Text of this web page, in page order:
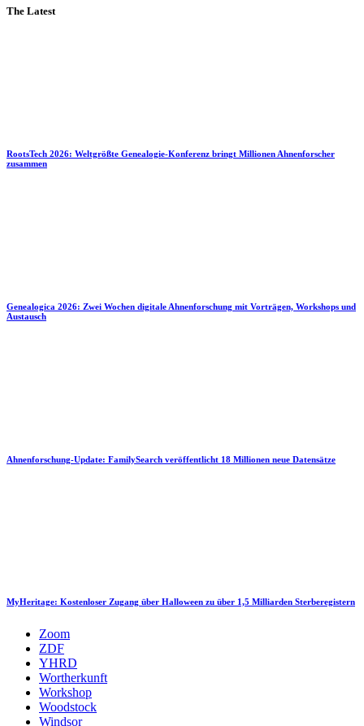
The Latest
RootsTech 2026: Weltgrößte Genealogie-Konferenz bringt Millionen Ahnenforscher
zusammen
Genealogica 2026: Zwei Wochen digitale Ahnenforschung mit Vorträgen, Workshops und
Austausch
Ahnenforschung-Update: FamilySearch veröffentlicht 18 Millionen neue Datensätze
MyHeritage: Kostenloser Zugang über Halloween zu über 1,5 Milliarden Sterberegistern
Zoom
ZDF
YHRD
Wortherkunft
Workshop
Woodstock
Windsor